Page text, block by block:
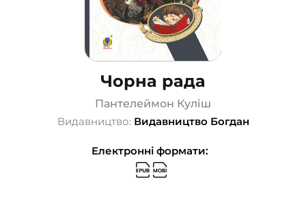
Чорна рада
Пантелеймон Куліш
Видавництво: Видавництво Богдан
Електронні формати: